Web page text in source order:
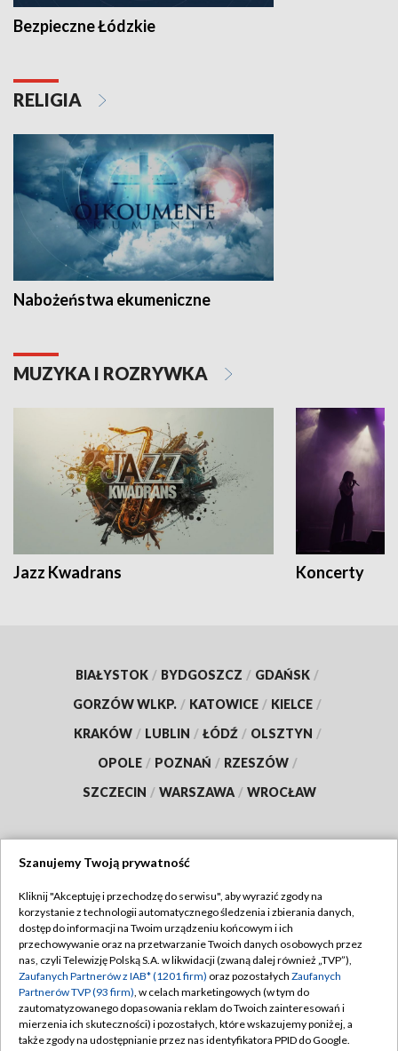
Bezpieczne Łódzkie
RELIGIA
Nabożeństwa ekumeniczne
MUZYKA I ROZRYWKA
Jazz Kwadrans Koncerty
BIAŁYSTOK / BYDGOSZCZ / GDAŃSK /
GORZÓW WLKP. / KATOWICE / KIELCE /
KRAKÓW / LUBLIN / ŁÓDŹ / OLSZTYN /
OPOLE / POZNAŃ / RZESZÓW /
SZCZECIN / WARSZAWA / WROCŁAW
TVP
Abonament TVP
Emisja w TVP
Centrum informacji TVP
Naziemna Telewizja Cyfrowa
Regulamin TVP
Polityka prywatności
Moje zgody
Pomoc
Szanujemy Twoją prywatność
Kliknij "Akceptuję i przechodzę do serwisu", aby wyrazić zgody na
korzystanie z technologii automatycznego śledzenia i zbierania danych,
dostęp do informacji na Twoim urządzeniu końcowym i ich
przechowywanie oraz na przetwarzanie Twoich danych osobowych przez
nas, czyli Telewizję Polską S.A. w likwidacji (zwaną dalej również „TVP”),
Zaufanych Partnerów z IAB* (1201 firm) oraz pozostałych Zaufanych
Partnerów TVP (93 firm), w celach marketingowych (w tym do
zautomatyzowanego dopasowania reklam do Twoich zainteresowań i
mierzenia ich skuteczności) i pozostałych, które wskazujemy poniżej, a
także zgody na udostępnianie przez nas identyfikatora PPID do Google.